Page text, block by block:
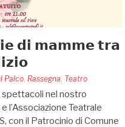
𝗱𝗶 𝗺𝗮𝗺𝗺𝗲 𝘁𝗿𝗮
Palco Rassegna Teatro
spettacoli nel nostro
l’Associazione Teatrale
con il Patrocinio di Comune